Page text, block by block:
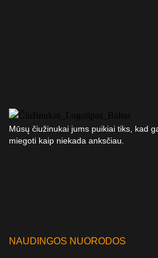
Mūsų čiužinukai jums puikiai tiks, kad
miegoti kaip niekada anksčiau.
NAUDINGOS NUORODOS